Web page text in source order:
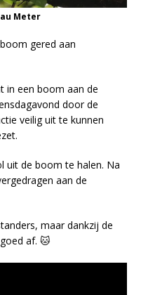
Meter
gered aan
in een boom aan de
door de
veilig uit te kunnen
uit de boom te halen. Na
aan de
maar dankzij de
af. 🐱